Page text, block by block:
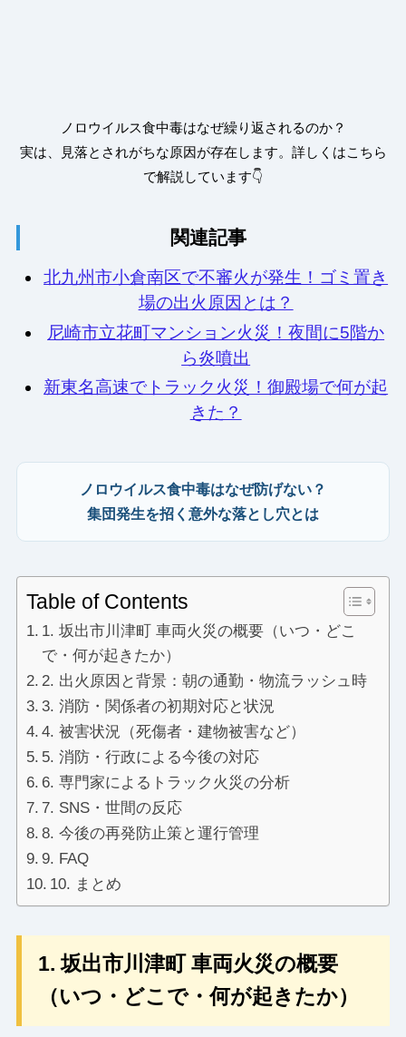
ノロウイルス食中毒はなぜ繰り返されるのか？
実は、見落とされがちな原因が存在します。詳しくはこちら
で解説しています👇
関連記事
北九州市小倉南区で不審火が発生！ゴミ置き
場の出火原因とは？
尼崎市立花町マンション火災！夜間に5階か
ら炎噴出
新東名高速でトラック火災！御殿場で何が起
きた？
ノロウイルス食中毒はなぜ防げない？
集団発生を招く意外な落とし穴とは
Table of Contents
1. 坂出市川津町 車両火災の概要（いつ・どこ
で・何が起きたか）
2. 出火原因と背景：朝の通勤・物流ラッシュ時
3. 消防・関係者の初期対応と状況
4. 被害状況（死傷者・建物被害など）
5. 消防・行政による今後の対応
6. 専門家によるトラック火災の分析
7. SNS・世間の反応
8. 今後の再発防止策と運行管理
9. FAQ
10. まとめ
1. 坂出市川津町 車両火災の概要
（いつ・どこで・何が起きたか）